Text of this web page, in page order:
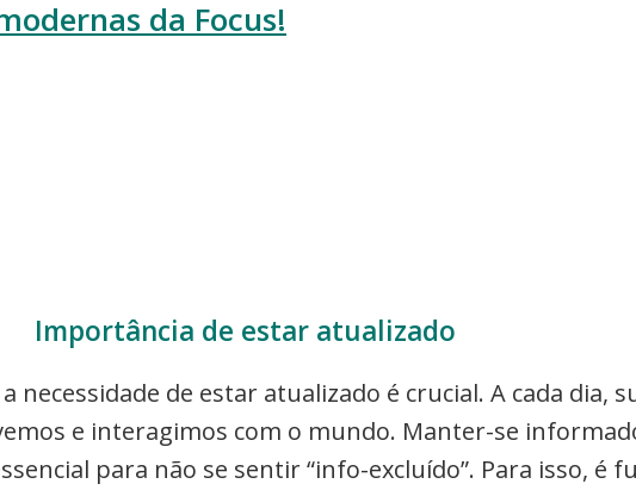
da Focus!
Importância de estar atualizado
necessidade de estar atualizado é crucial. A cada dia,
e interagimos com o mundo. Manter-se
para não se sentir “info-excluído”. Para isso, é